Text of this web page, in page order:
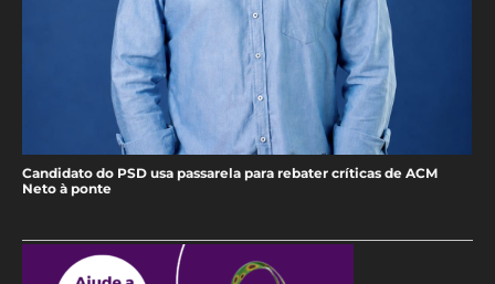
Candidato do PSD usa passarela para rebater críticas de ACM
Neto à ponte